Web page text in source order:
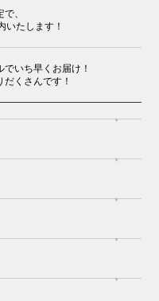
、
いたします！
いち早くお届け！
くさんです！